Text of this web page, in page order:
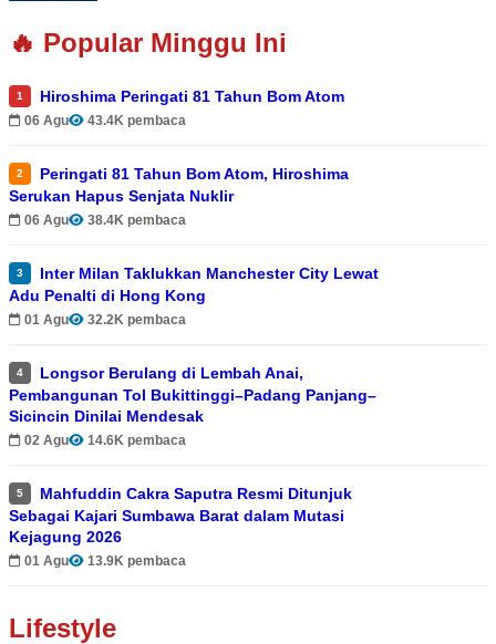
🔥 Popular Minggu Ini
1 Hiroshima Peringati 81 Tahun Bom Atom
06 Agu 43.4K pembaca
2
Peringati 81 Tahun Bom Atom, Hiroshima
Serukan Hapus Senjata Nuklir
06 Agu 38.4K pembaca
3
Inter Milan Taklukkan Manchester City Lewat
Adu Penalti di Hong Kong
01 Agu 32.2K pembaca
4
Longsor Berulang di Lembah Anai,
Pembangunan Tol Bukittinggi–Padang Panjang–
Sicincin Dinilai Mendesak
02 Agu 14.6K pembaca
5
Mahfuddin Cakra Saputra Resmi Ditunjuk
Sebagai Kajari Sumbawa Barat dalam Mutasi
Kejagung 2026
01 Agu 13.9K pembaca
Lifestyle